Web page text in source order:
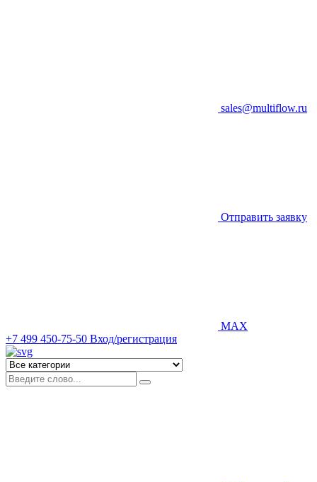
sales@multiflow.ru
Отправить заявку
MAX
+7 499 450-75-50 Вход/регистрация